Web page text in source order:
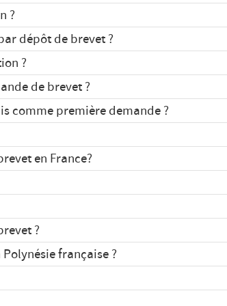
Lire l'article
?
dépôt de brevet ?
?
de brevet ?
comme première demande ?
en France?
?
française ?